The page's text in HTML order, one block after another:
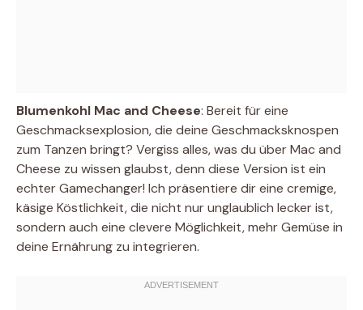
Blumenkohl Mac and Cheese: Bereit für eine
Geschmacksexplosion, die deine Geschmacksknospen
zum Tanzen bringt? Vergiss alles, was du über Mac and
Cheese zu wissen glaubst, denn diese Version ist ein
echter Gamechanger! Ich präsentiere dir eine cremige,
käsige Köstlichkeit, die nicht nur unglaublich lecker ist,
sondern auch eine clevere Möglichkeit, mehr Gemüse in
deine Ernährung zu integrieren.